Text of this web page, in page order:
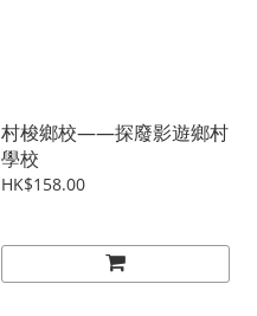
村梭鄉校——探廢影遊鄉村
學校
HK$158.00